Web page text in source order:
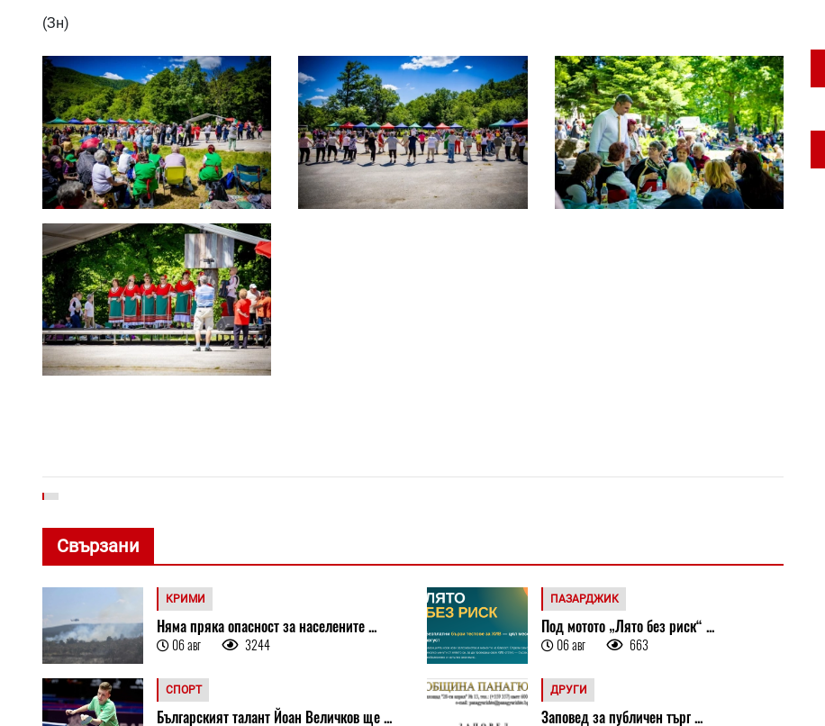
(Зн)
Свързани
КРИМИ
Няма пряка опасност за населените ...
06 авг 3244
ПАЗАРДЖИК
Под мотото „Лято без риск“ ...
06 авг 663
СПОРТ
Българският талант Йоан Величков ще ...
ДРУГИ
Заповед за публичен търг ...